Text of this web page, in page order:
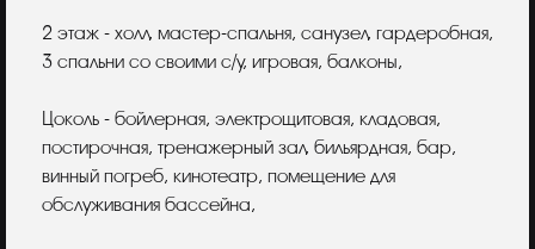
2 этаж - холл, мастер-спальня, санузел, гардеробная,
3 спальни со своими с/у, игровая, балконы,
Цоколь - бойлерная, электрощитовая, кладовая,
постирочная, тренажерный зал, бильярдная, бар,
винный погреб, кинотеатр, помещение для
обслуживания бассейна,